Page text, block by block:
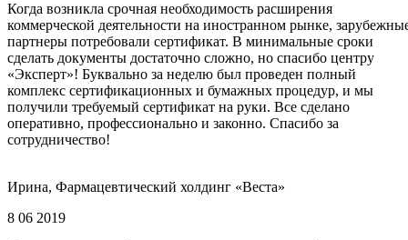
Когда возникла срочная необходимость расширения
коммерческой деятельности на иностранном рынке,
партнеры потребовали сертификат. В минимальные сроки
сделать документы достаточно сложно, но спасибо центру
«Эксперт»! Буквально за неделю был проведен полный
комплекс сертификационных и бумажных процедур, и мы
получили требуемый сертификат на руки. Все сделано
оперативно, профессионально и законно. Спасибо за
сотрудничество!
Ирина, Фармацевтический холдинг «Веста»
8 06 2019